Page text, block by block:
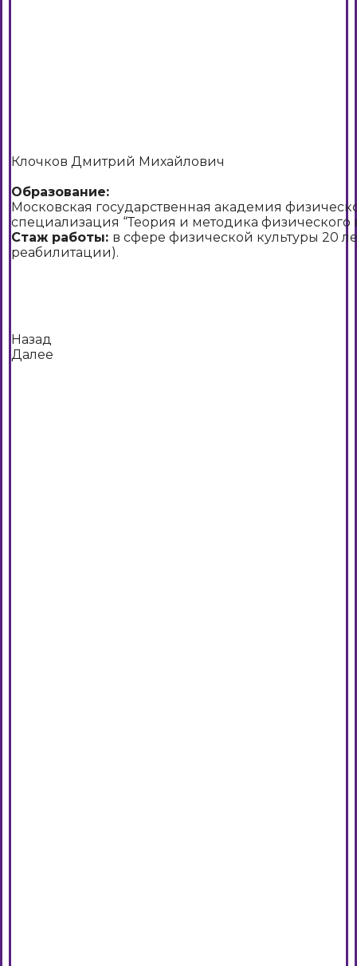
Клочков Дмитрий Михайлович
Образование:
Московская государственная академия
специализация “Теория и методика физического
Стаж работы: в сфере физической культуры 20
реабилитации).
Назад
Далее